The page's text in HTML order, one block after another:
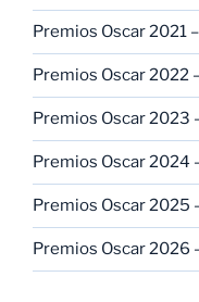
Premios Oscar 2021
Premios Oscar 2022
Premios Oscar 2023
Premios Oscar 2024
Premios Oscar 2025
Premios Oscar 2026